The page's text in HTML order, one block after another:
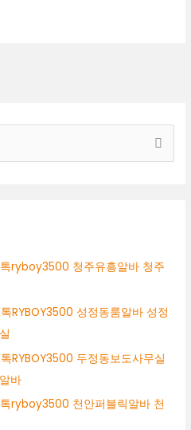
ryboy3500 청주유흥알바 청주
RYBOY3500 성정동룸알바 성정
RYBOY3500 두정동보도사무실
바
ryboy3500 천안퍼블릭알바 천